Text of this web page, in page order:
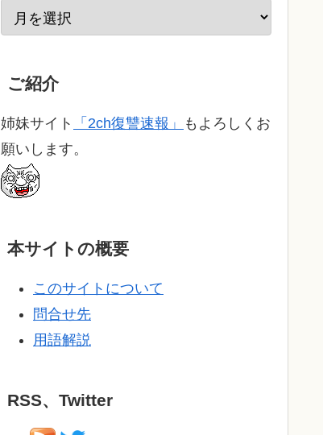
ご紹介
姉妹サイト 「2ch復讐速報」
もよろしくお
願いします。
本サイトの概要
このサイトについて
問合せ先
用語解説
RSS、Twitter